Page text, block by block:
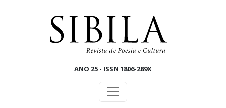
ANO 25 - ISSN 1806-289X